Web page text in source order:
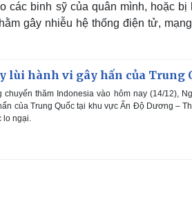
các binh sỹ của quân mình, hoặc bị
gây nhiễu hệ thống điện tử,
lùi hành vi gây hấn của Trung
chuyến thăm Indonesia vào hôm nay (14/12),
của Trung Quốc tại khu vực Ấn Độ Dương –
lo ngại.